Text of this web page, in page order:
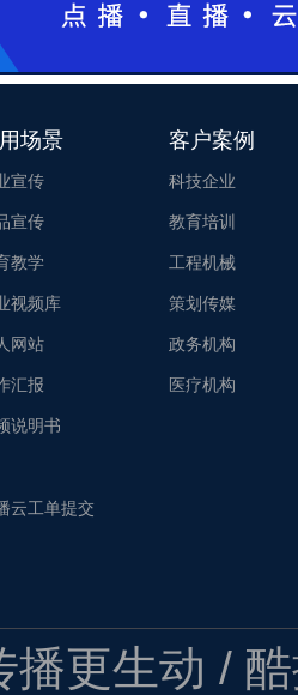
场景
宣传
宣传
教学
视频库
网站
汇报
说明书
云工单提交
客户案例
科技企业
教育培训
工程机械
策划传媒
政务机构
医疗机构
播更生动 /